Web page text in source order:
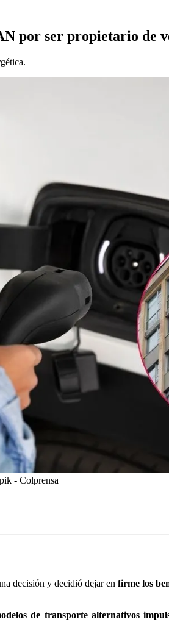
por ser propietario de
- Colprensa
decisión y decidió dejar en firme los
de transporte alternativos